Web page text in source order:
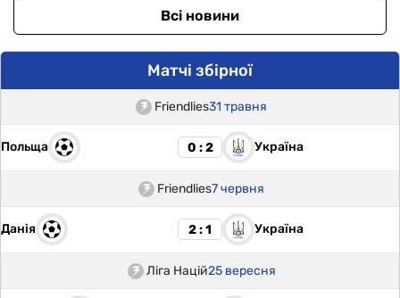
Всі новини
Матчі збірної
Friendlies31 травня
Польща 0 : 2 Україна
Friendlies7 червня
Данія 2 : 1 Україна
Ліга Націй25 вересня